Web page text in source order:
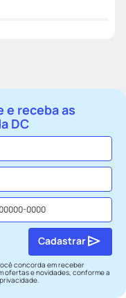
e receba as
DC
concorda em receber
ofertas e novidades, conforme a
.
Cadastrar